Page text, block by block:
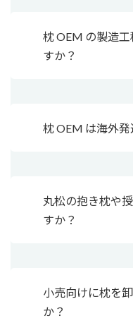
枕 OEM の製造
すか？
枕 OEM は海外
丸松の抱き枕や
すか？
小売向けに枕を
か？